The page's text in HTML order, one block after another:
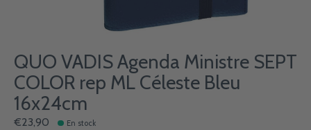
QUO VADIS Agenda Ministre SEPT
COLOR rep ML Céleste Bleu
16x24cm
€23,90 En stock